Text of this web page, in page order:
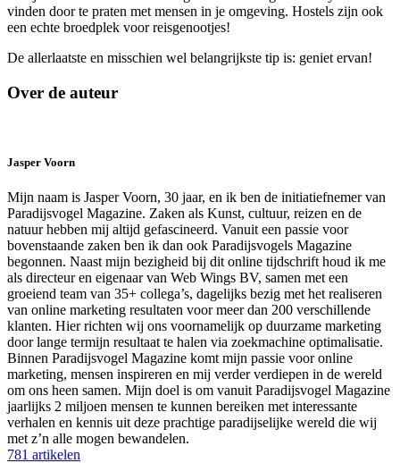
vinden door te praten met mensen in je omgeving. Hostels zijn ook
een echte broedplek voor reisgenootjes!
De allerlaatste en misschien wel belangrijkste tip is: geniet ervan!
Over de auteur
Jasper Voorn
Mijn naam is Jasper Voorn, 30 jaar, en ik ben de initiatiefnemer van
Paradijsvogel Magazine. Zaken als Kunst, cultuur, reizen en de
natuur hebben mij altijd gefascineerd. Vanuit een passie voor
bovenstaande zaken ben ik dan ook Paradijsvogels Magazine
begonnen. Naast mijn bezigheid bij dit online tijdschrift houd ik me
als directeur en eigenaar van Web Wings BV, samen met een
groeiend team van 35+ collega’s, dagelijks bezig met het realiseren
van online marketing resultaten voor meer dan 200 verschillende
klanten. Hier richten wij ons voornamelijk op duurzame marketing
door lange termijn resultaat te halen via zoekmachine optimalisatie.
Binnen Paradijsvogel Magazine komt mijn passie voor online
marketing, mensen inspireren en mij verder verdiepen in de wereld
om ons heen samen. Mijn doel is om vanuit Paradijsvogel Magazine
jaarlijks 2 miljoen mensen te kunnen bereiken met interessante
verhalen en kennis uit deze prachtige paradijselijke wereld die wij
met z’n alle mogen bewandelen.
781 artikelen